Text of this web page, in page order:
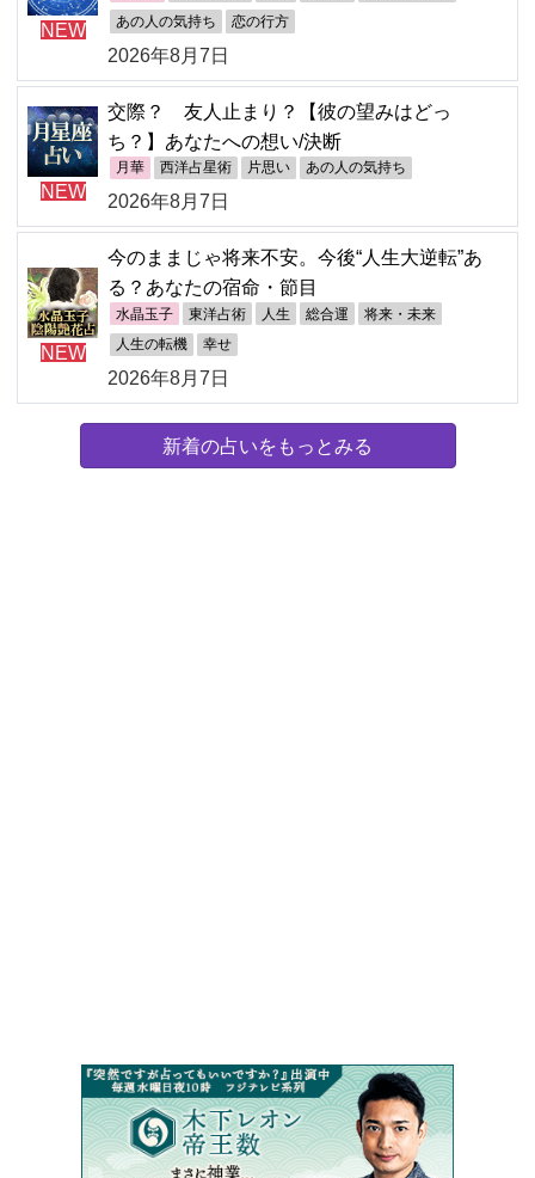
NEW あの人の気持ち 恋の行方
2026年8月7日
NEW
交際？ 友人止まり？【彼の望みはどっ
ち？】あなたへの想い/決断
月華 西洋占星術 片思い あの人の気持ち
2026年8月7日
NEW
今のままじゃ将来不安。今後“人生大逆転”あ
る？あなたの宿命・節目
水晶玉子 東洋占術 人生 総合運 将来・未来
人生の転機 幸せ
2026年8月7日
新着の占いをもっとみる